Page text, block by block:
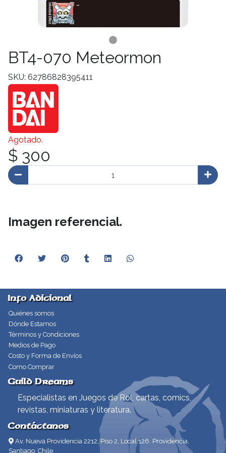
BT4-070 Meteormon
SKU: 62786828395411
Agotado.
$ 300
Imagen referencial.
Info Adicional
Quiénes somos
Dónde Estamos
Términos y Condiciones
Medios de Pago
Costo y Forma de Envíos
Como Comprar
Guild Dreams
Especialistas en Juegos de Rol, cartas, comics,
revistas, miniaturas y literatura.
Contáctanos
Av. Nueva Providencia 2212, Piso 2, Local 126. Providencia,
Santiago, Chile.